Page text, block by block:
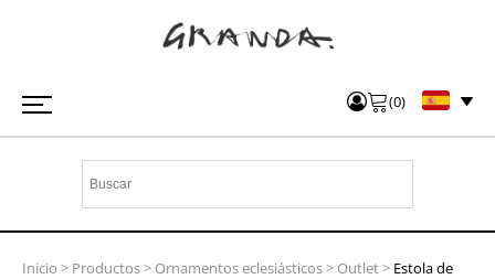
(0)
Inicio > Productos> Ornamentos eclesiásticos> Outlet> Estola de